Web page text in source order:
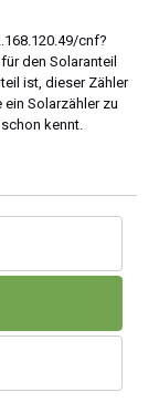
cnf?
den Solaranteil
ist, dieser Zähler
Solarzähler zu
kennt.